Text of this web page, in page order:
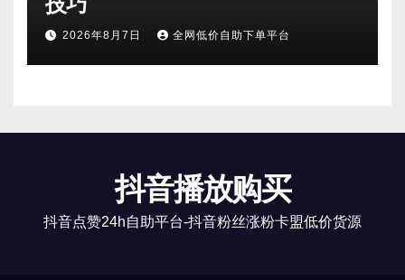
2026年8月7日 全网低价自助下单平台
抖音播放购买
抖音点赞24h自助平台-抖音粉丝涨粉卡盟低价货源